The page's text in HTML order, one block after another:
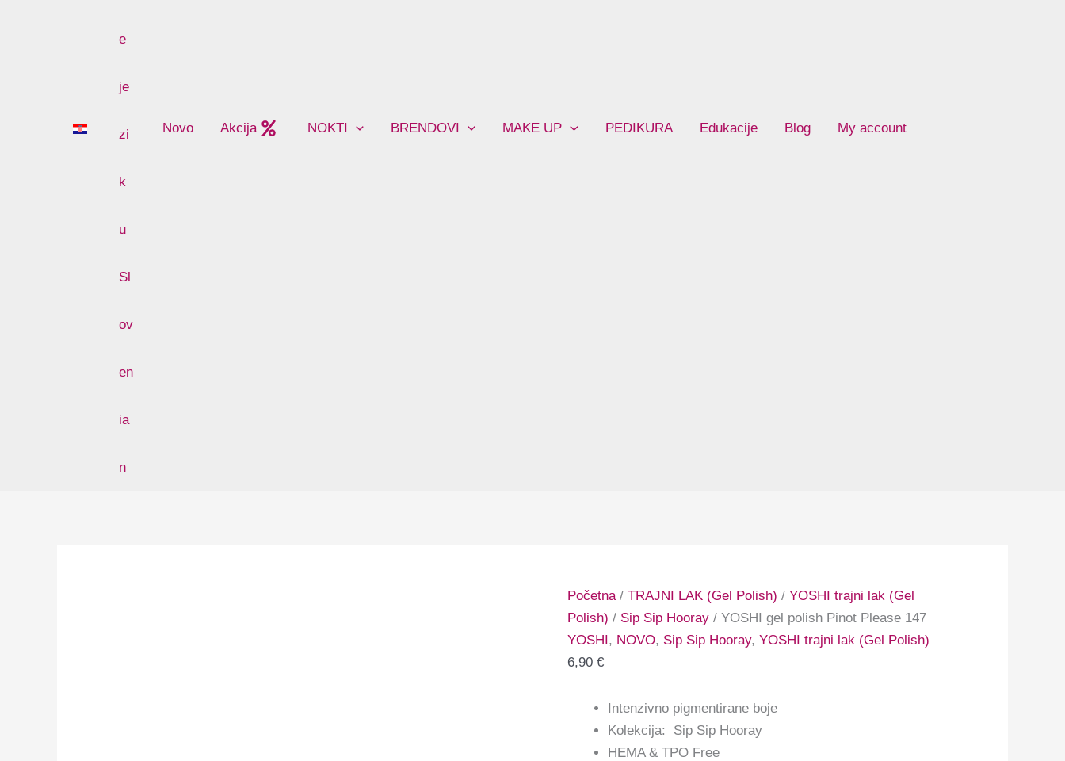
Novo Akcija NOKTI BRENDOVI MAKE UP PEDIKURA Edukacije Blog My account
Početna/ TRAJNI LAK (Gel Polish) / YOSHI trajni lak (Gel
Polish) / Sip Sip Hooray/ YOSHI gel polish Pinot Please 147
YOSHI, NOVO, Sip Sip Hooray, YOSHI trajni lak (Gel Polish)
6,90 €
Intenzivno pigmentirane boje
Kolekcija: Sip Sip Hooray
HEMA & TPO Free